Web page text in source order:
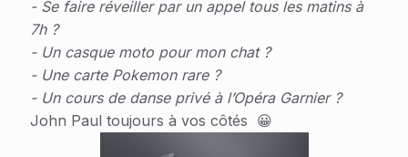
- Se faire réveiller par un appel tous les matins à
7h ?
- Un casque moto pour mon chat ?
- Une carte Pokemon rare ?
- Un cours de danse privé à l’Opéra Garnier ?
John Paul toujours à vos côtés 😀